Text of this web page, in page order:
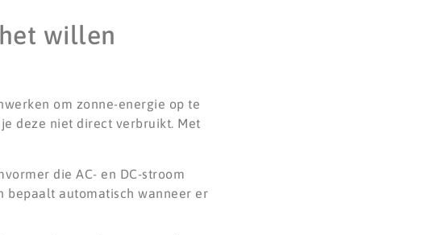
willen
om zonne-energie op te
deze niet direct verbruikt. Met
die AC- en DC-stroom
bepaalt automatisch wanneer er